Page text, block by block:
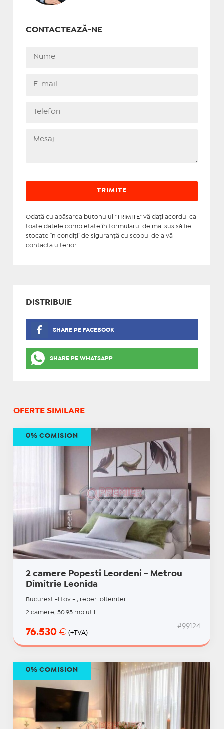
CONTACTEAZĂ-NE
Odată cu apăsarea butonului "TRIMITE" vă daţi acordul ca
toate datele completate în formularul de mai sus să fie
stocate în condiţii de siguranţă cu scopul de a vă
contacta ulterior.
DISTRIBUIE
SHARE PE FACEBOOK
SHARE PE WHATSAPP
OFERTE SIMILARE
2 camere Popesti Leordeni - Metrou
Dimitrie Leonida
Bucuresti-Ilfov - , reper: oltenitei
2 camere, 50.95 mp utili
76.530 € (+TVA)
#99124
0% COMISION
0% COMISION